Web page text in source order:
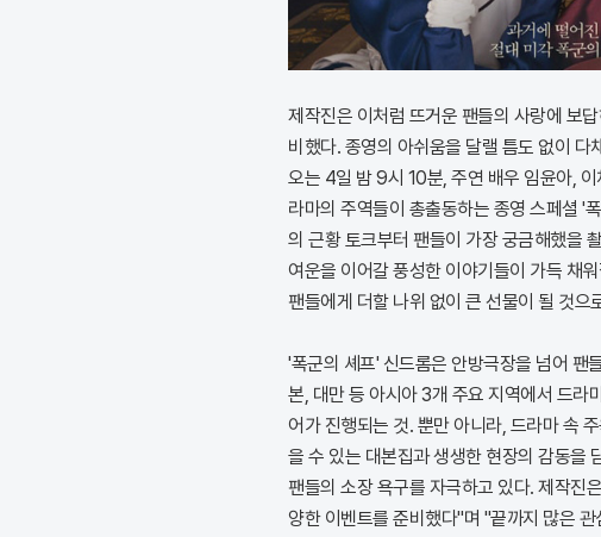
제작진은 이처럼 뜨거운 팬들의 사랑에 보
비했다. 종영의 아쉬움을 달랠 틈도 없이 다
오는 4일 밤 9시 10분, 주연 배우 임윤아,
라마의 주역들이 총출동하는 종영 스페셜 '
의 근황 토크부터 팬들이 가장 궁금해했을
여운을 이어갈 풍성한 이야기들이 가득 채
팬들에게 더할 나위 없이 큰 선물이 될 것으
'폭군의 셰프' 신드롬은 안방극장을 넘어 팬
본, 대만 등 아시아 3개 주요 지역에서 드라
어가 진행되는 것. 뿐만 아니라, 드라마 속
을 수 있는 대본집과 생생한 현장의 감동을
팬들의 소장 욕구를 자극하고 있다. 제작진
양한 이벤트를 준비했다"며 "끝까지 많은